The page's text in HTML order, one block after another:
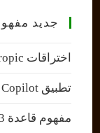
جديد
اختراقات Anthropic تدهش العالم
تطبيق Copilot للذكاء الاصطناعي من مايكروسوفت
مفهوم قاعدة 3-2-1 لحفظ البيانات